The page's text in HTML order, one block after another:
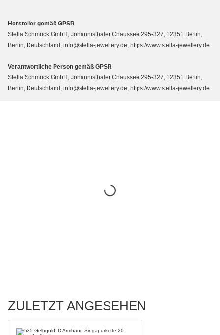
Hersteller gemäß GPSR
Stella Schmuck GmbH, Johannisthaler Chaussee 295-327, 12351 Berlin,
Berlin, Deutschland, info@stella-jewellery.de, https://www.stella-jewellery.de
Verantwortliche Person gemäß GPSR
Stella Schmuck GmbH, Johannisthaler Chaussee 295-327, 12351 Berlin,
Berlin, Deutschland, info@stella-jewellery.de, https://www.stella-jewellery.de
ZULETZT ANGESEHEN